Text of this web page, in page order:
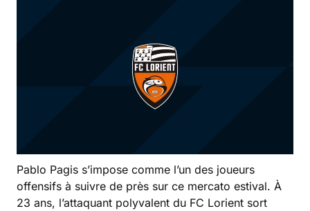
Pablo Pagis s’impose comme l’un des joueurs
offensifs à suivre de près sur ce mercato estival. À
23 ans, l’attaquant polyvalent du FC Lorient sort